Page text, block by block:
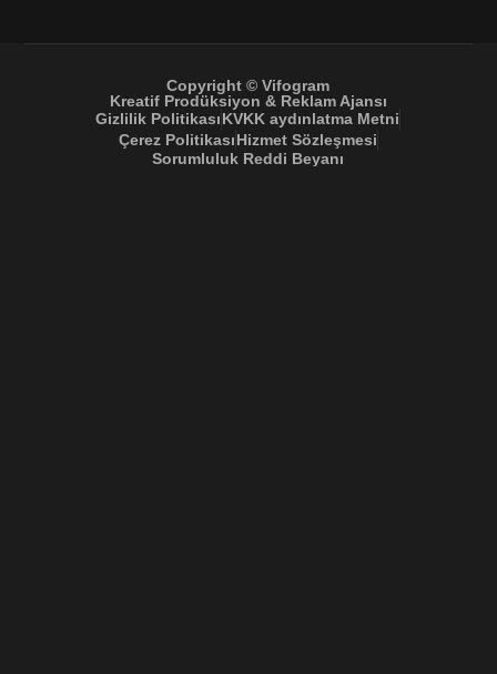
Copyright © Vifogram
Kreatif Prodüksiyon & Reklam Ajansı
Gizlilik PolitikasıKVKK aydınlatma Metni
Çerez PolitikasıHizmet Sözleşmesi
Sorumluluk Reddi Beyanı